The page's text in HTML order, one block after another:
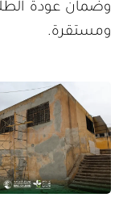
وضمان عودة
ومستقرة.